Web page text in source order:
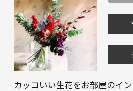
カッコいい生花をお部屋のイ